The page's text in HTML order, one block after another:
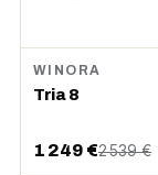
WINORA
Tria 8
1 249 €2 539 €